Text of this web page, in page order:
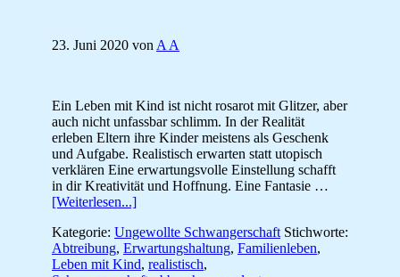
23. Juni 2020 von A A
Ein Leben mit Kind ist nicht rosarot mit Glitzer, aber
auch nicht unfassbar schlimm. In der Realität
erleben Eltern ihre Kinder meistens als Geschenk
und Aufgabe. Realistisch erwarten statt utopisch
verklären Eine erwartungsvolle Einstellung schafft
in dir Kreativität und Hoffnung. Eine Fantasie …
[Weiterlesen...]ÜberLeben
Kind
–
Realistisch
Kategorie: Ungewollte Schwangerschaft Stichworte:
Abtreibung, Erwartungshaltung, Familienleben,
Leben mit Kind, realistisch,